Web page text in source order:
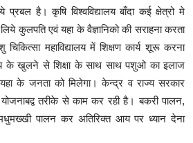
है। कृषि विश्वविद्यालय बाँदा कई क्षेत्रो मे
कुलपति एवं यहा के वैज्ञानिको की सराहना करता
चिकित्सा महाविद्यालय में शिक्षण कार्य शूरू करना
के खुलने से शिक्षा के साथ साथ पशुओ का इलाज
के जनता को मिलेगा। केन्द्र व राज्य सरकार
तरीके से काम कर रही है। बकरी पालन,
पालन कर अतिरिक्त आय पर ध्यान देना